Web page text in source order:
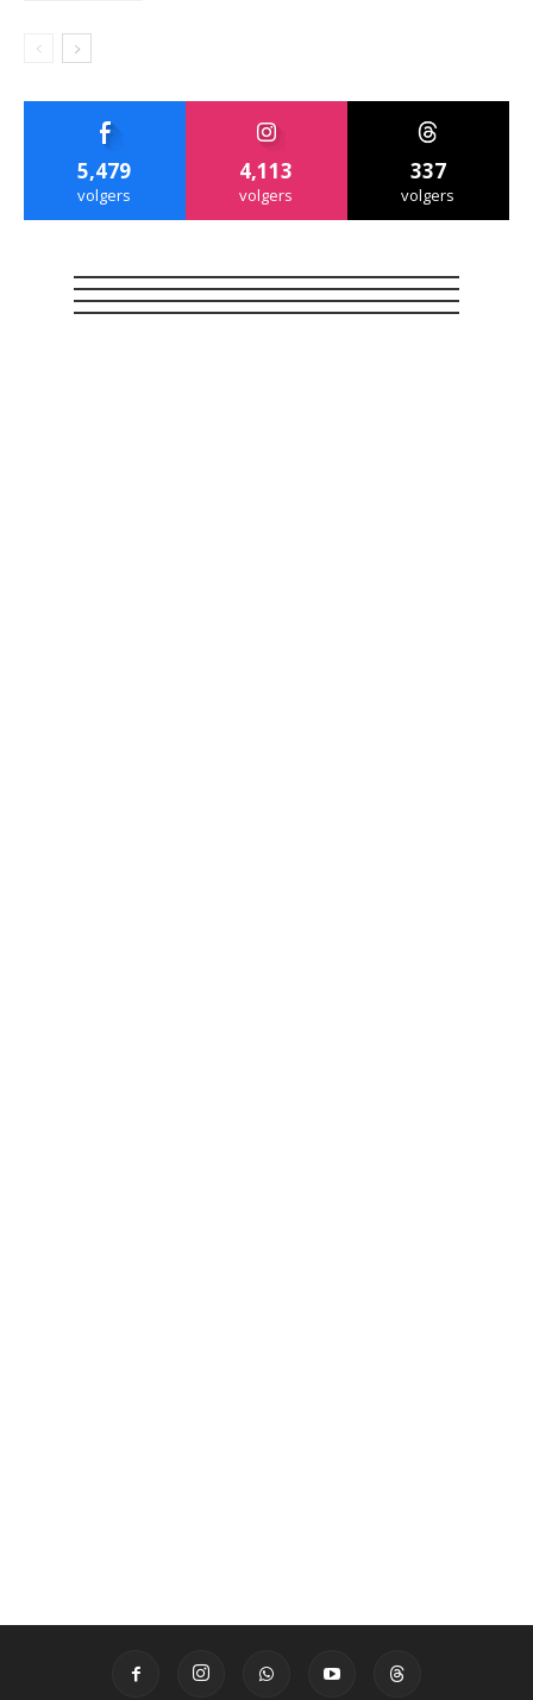
5,479
volgers
4,113
volgers
337
volgers